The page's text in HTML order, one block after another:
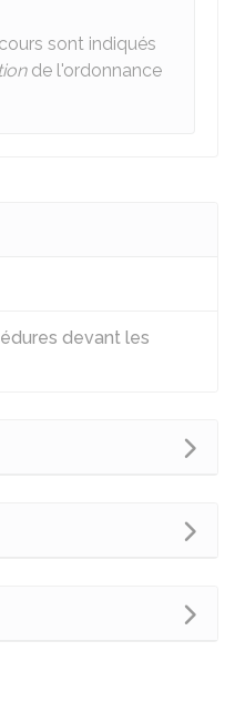
sont indiqués
de l'ordonnance
devant les